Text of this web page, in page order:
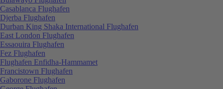
Casablanca Flughafen
Djerba Flughafen
Durban King Shaka International Flughafen
East London Flughafen
Essaouira Flughafen
Fez Flughafen
Flughafen Enfidha-Hammamet
Francistown Flughafen
Gaborone Flughafen